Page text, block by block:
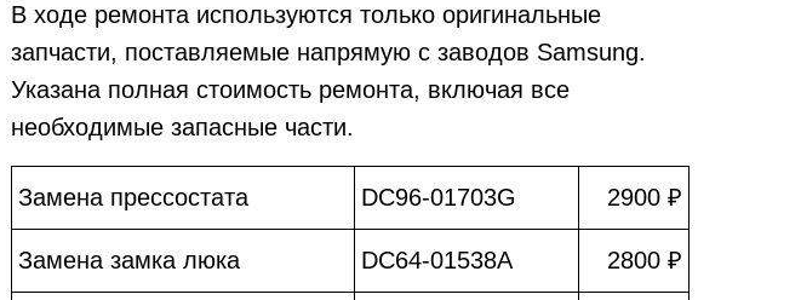
В ходе ремонта используются только оригинальные
запчасти, поставляемые напрямую с заводов Samsung.
Указана полная стоимость ремонта, включая все
необходимые запасные части.
Замена прессостата DC96-01703G 2900 ₽
Замена замка люка DC64-01538A 2800 ₽